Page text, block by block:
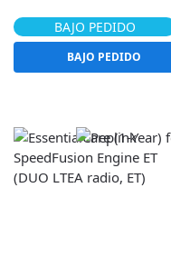
BAJO PEDIDO
BAJO PEDIDO